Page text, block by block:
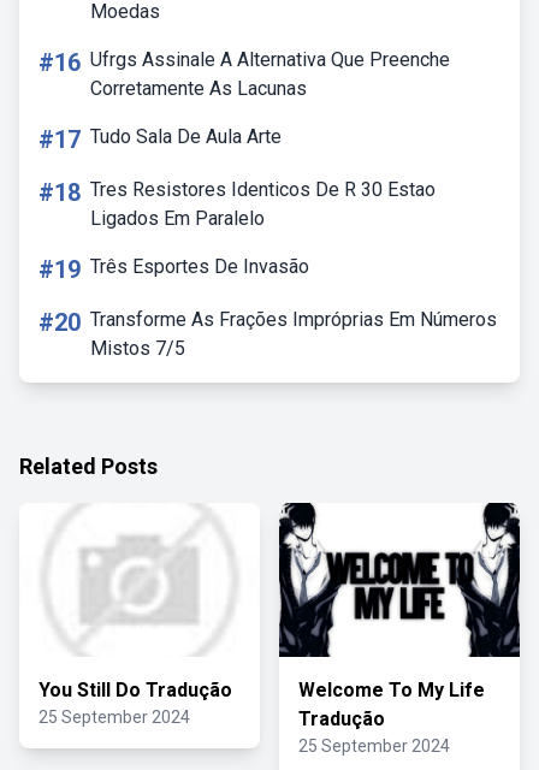
Moedas
#16 Ufrgs Assinale A Alternativa Que Preenche
Corretamente As Lacunas
#17 Tudo Sala De Aula Arte
#18 Tres Resistores Identicos De R 30 Estao
Ligados Em Paralelo
#19 Três Esportes De Invasão
#20 Transforme As Frações Impróprias Em Números
Mistos 7/5
Related Posts
You Still Do Tradução
25 September 2024
Welcome To My Life
Tradução
25 September 2024